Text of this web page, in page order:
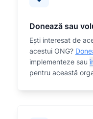
Donează sau
Eşti interesat de
acestui ONG?
implementeze sau
pentru această